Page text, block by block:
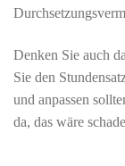
Denken Sie auch
Sie den
und anpassen
da, das wäre